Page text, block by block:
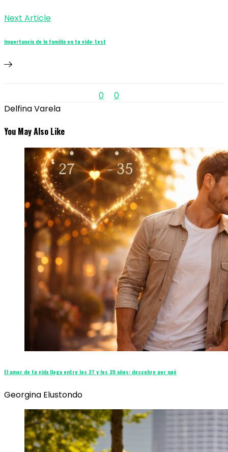
Next Article
Importancia de la familia en tu vida: test
0
0
Delfina Varela
You May Also Like
El amor de tu vida llega entre los 27 y los 35 años: descubre por qué
Georgina Elustondo